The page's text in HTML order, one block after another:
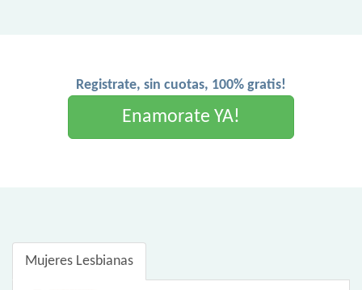
Registrate, sin cuotas, 100% gratis!
Enamorate YA!
Mujeres Lesbianas